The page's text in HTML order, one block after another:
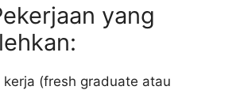
yang
kerja (fresh graduate atau